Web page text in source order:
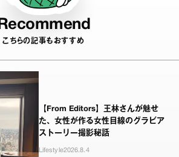
Recommend
こちらの記事もおすすめ
【From Editors】王林さんが魅せ
た、女性が作る女性目線のグラビア
ストーリー撮影秘話
Lifestyle2026.8.4